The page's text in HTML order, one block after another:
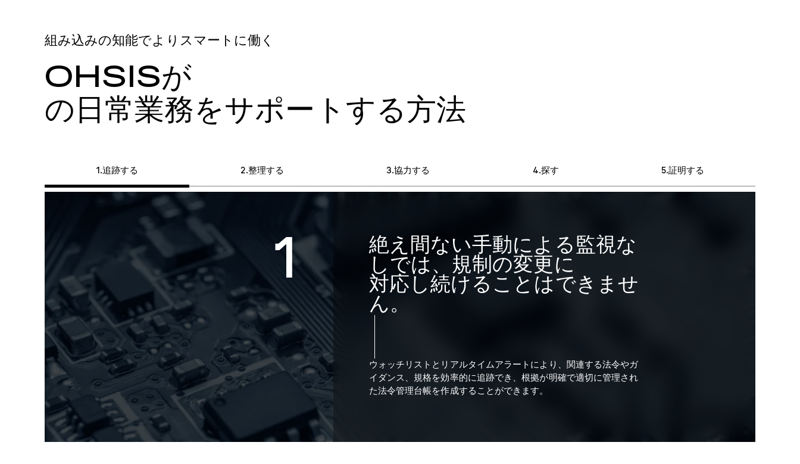
組み込みの知能でよりスマートに働く
OHSISが
の日常業務をサポートする方法
追跡する 整理する 協力する 探す 証明する
1
2
3
4
絶え間ない手動による監視な
しでは、規制の変更に
対応し続けることはできませ
ん。
ウォッチリストとリアルタイムアラートにより、関連する法令やガ
イダンス、規格を効率的に追跡でき、根拠が明確で適切に管理され
た法令管理台帳を作成することができます。